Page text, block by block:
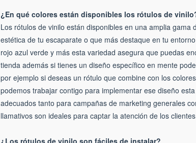
¿En qué colores están disponibles los rótulos de
Los rótulos de vinilo están disponibles en una amplia
estética de tu escaparate o que más destaque en tu
rojo azul verde y más esta variedad asegura que puedas
tienda además si tienes un diseño específico en mente
por ejemplo si deseas un rótulo que combine con los
podemos trabajar contigo para implementar ese diseño
adecuados tanto para campañas de marketing generales
llamativos son ideales para captar la atención de los